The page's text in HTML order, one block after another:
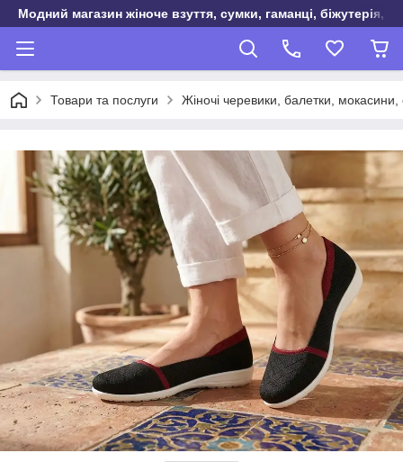
Модний магазин жіноче взуття, сумки, гаманці, біжутерія,
Товари та послуги Жіночі черевики, балетки, мокасини,